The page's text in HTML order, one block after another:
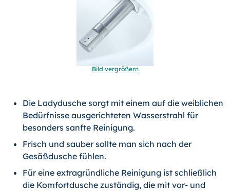
Bild vergrößern
Die Ladydusche sorgt mit einem auf die weiblichen
Bedürfnisse ausgerichteten Wasserstrahl für
besonders sanfte Reinigung.
Frisch und sauber sollte man sich nach der
Gesäßdusche fühlen.
Für eine extragründliche Reinigung ist schließlich
die Komfortdusche zuständig, die mit vor- und